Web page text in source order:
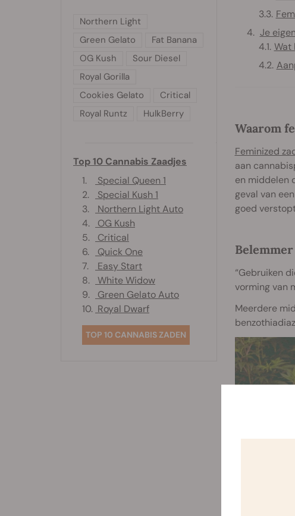
Je
Wat
Waarom
Feminized
aan
en middelen
geval van
goed
“Gebruiken
vorming van
Meerdere
Northern Light
Green Gelato
Fat Banana
OG Kush
Sour Diesel
Royal Gorilla
Cookies Gelato
Critical
Royal Runtz
HulkBerry
Top 10 Cannabis Zaadjes
1.
Special Queen 1
2.
Special Kush 1
3.
Northern Light Auto
4.
OG Kush
5.
Critical
6.
Quick One
7.
Easy Start
8.
White Widow
9.
Green Gelato Auto
10. Royal Dwarf
TOP 10 CANNABIS ZADEN